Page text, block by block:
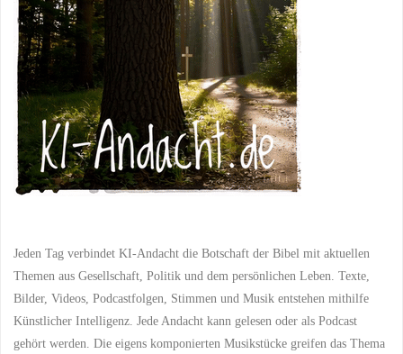
des
Advents
–
Hoffnung
und
Licht
Dunkeln"
Jeden Tag verbindet KI-Andacht die Botschaft der Bibel mit aktuellen
Themen aus Gesellschaft, Politik und dem persönlichen Leben. Texte,
Bilder, Videos, Podcastfolgen, Stimmen und Musik entstehen mithilfe
Künstlicher Intelligenz. Jede Andacht kann gelesen oder als Podcast
gehört werden. Die eigens komponierten Musikstücke greifen das Thema